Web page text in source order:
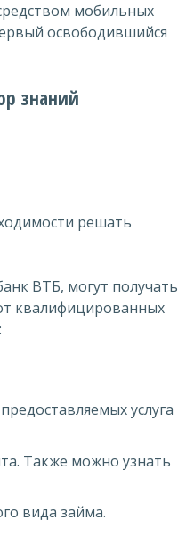
мобильных
освободившийся
знаний
решать
ВТБ, могут получать
квалифицированных
услуга
Также можно узнать
вида займа.